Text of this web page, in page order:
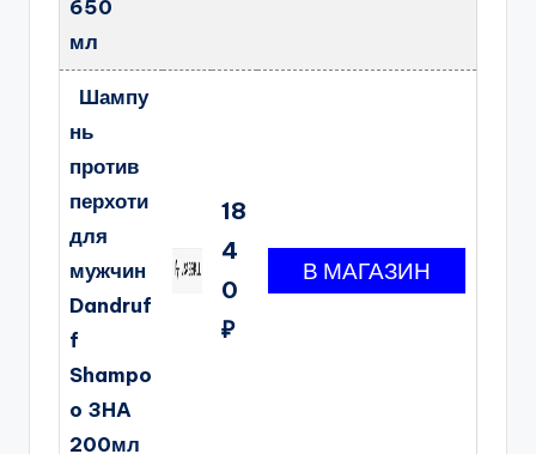
650
мл
Шампу
нь
против
перхоти
для
мужчин
Dandruf
f
Shampo
o 3HA
200мл
18
4
0
₽